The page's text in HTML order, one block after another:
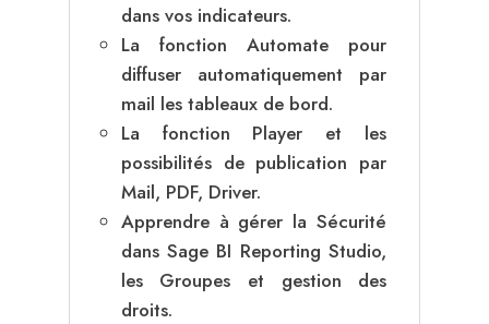
dans vos indicateurs.
La fonction Automate pour
diffuser automatiquement par
mail les tableaux de bord.
La fonction Player et les
possibilités de publication par
Mail, PDF, Driver.
Apprendre à gérer la Sécurité
dans Sage BI Reporting Studio,
les Groupes et gestion des
droits.